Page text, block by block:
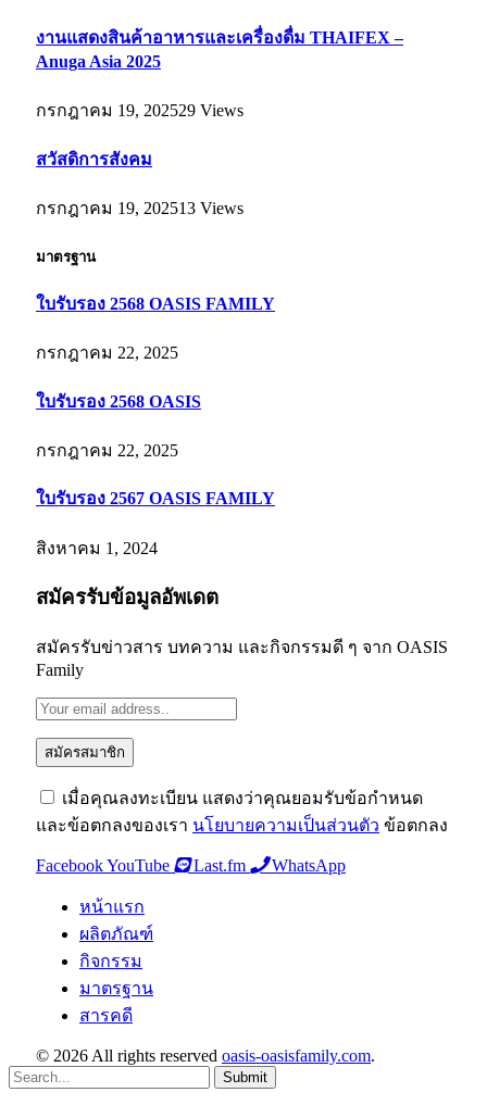
งานแสดงสินค้าอาหารและเครื่องดื่ม THAIFEX –
Anuga Asia 2025
กรกฎาคม 19, 202529 Views
สวัสดิการสังคม
กรกฎาคม 19, 202513 Views
มาตรฐาน
ใบรับรอง 2568 OASIS FAMILY
กรกฎาคม 22, 2025
ใบรับรอง 2568 OASIS
กรกฎาคม 22, 2025
ใบรับรอง 2567 OASIS FAMILY
สิงหาคม 1, 2024
สมัครรับข้อมูลอัพเดต
สมัครรับข่าวสาร บทความ และกิจกรรมดี ๆ จาก OASIS
Family
เมื่อคุณลงทะเบียน แสดงว่าคุณยอมรับข้อกำหนด
และข้อตกลงของเรา นโยบายความเป็นส่วนตัว ข้อตกลง
FacebookYouTube Last.fm WhatsApp
หน้าแรก
ผลิตภัณฑ์
กิจกรรม
มาตรฐาน
สารคดี
© 2026 All rights reserved oasis-oasisfamily.com.
Submit